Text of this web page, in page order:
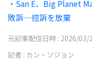
・San E、Big Planet
敗訴⋯控訴を放棄
元記事配信日時 : 2026/03/
記者 : カン・ソジョン